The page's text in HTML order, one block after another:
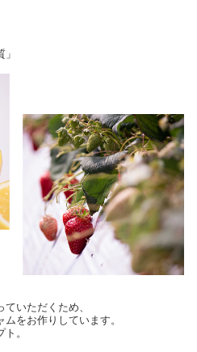
いただくため、
をお作りしています。
。